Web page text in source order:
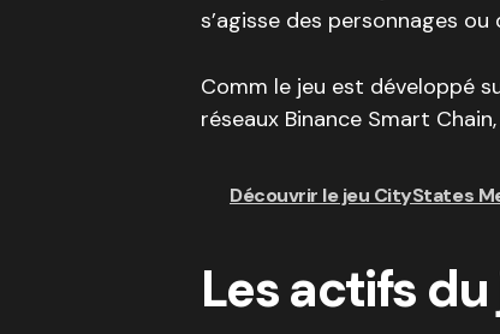
s’agisse des personnages ou
Comm le jeu est développé
réseaux Binance Smart
Découvrir le jeu CityStates
Les actifs du